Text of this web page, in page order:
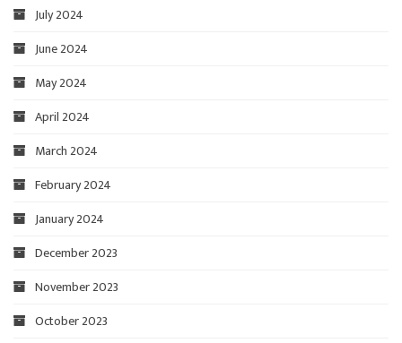
July 2024
June 2024
May 2024
April 2024
March 2024
February 2024
January 2024
December 2023
November 2023
October 2023